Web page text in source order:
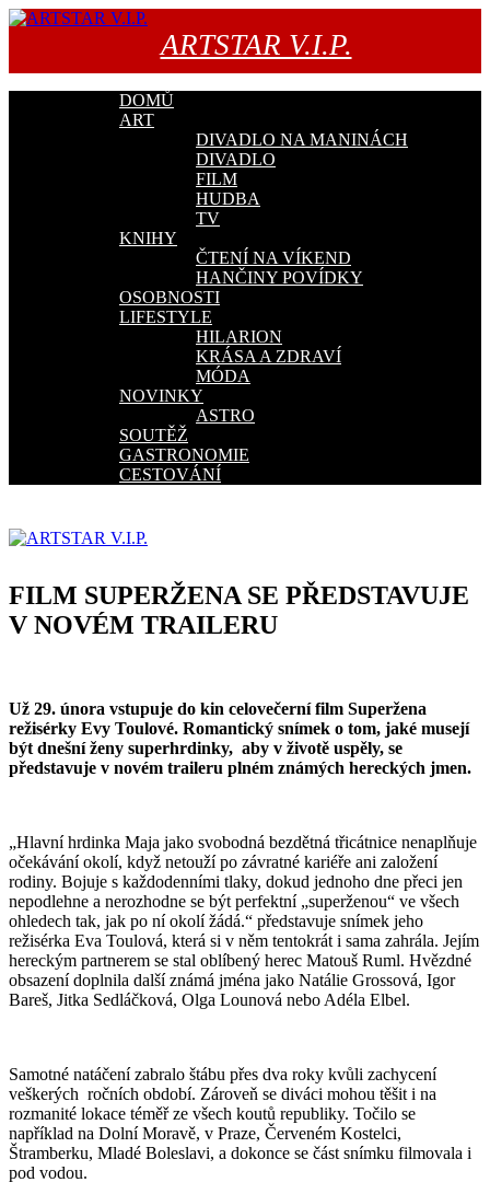
Přejít
webu
ARTSTAR V.I.P.
DOMŮ
ART
DIVADLO NA MANINÁCH
DIVADLO
FILM
HUDBA
TV
KNIHY
ČTENÍ NA VÍKEND
HANČINY POVÍDKY
OSOBNOSTI
LIFESTYLE
HILARION
KRÁSA A ZDRAVÍ
MÓDA
NOVINKY
ASTRO
SOUTĚŽ
GASTRONOMIE
CESTOVÁNÍ
FILM SUPERŽENA SE PŘEDSTAVUJE
V NOVÉM TRAILERU
Už 29. února vstupuje do kin celovečerní film Superžena
režisérky Evy Toulové. Romantický snímek o tom, jaké musejí
být dnešní ženy superhrdinky, aby v životě uspěly, se
představuje v novém traileru plném známých hereckých jmen.
„Hlavní hrdinka Maja jako svobodná bezdětná třicátnice nenaplňuje
očekávání okolí, když netouží po závratné kariéře ani založení
rodiny. Bojuje s každodenními tlaky, dokud jednoho dne přeci jen
nepodlehne a nerozhodne se být perfektní „superženou“ ve všech
ohledech tak, jak po ní okolí žádá.“ představuje snímek jeho
režisérka Eva Toulová, která si v něm tentokrát i sama zahrála. Jejím
hereckým partnerem se stal oblíbený herec Matouš Ruml. Hvězdné
obsazení doplnila další známá jména jako Natálie Grossová, Igor
Bareš, Jitka Sedláčková, Olga Lounová nebo Adéla Elbel.
Samotné natáčení zabralo štábu přes dva roky kvůli zachycení
veškerých ročních období. Zároveň se diváci mohou těšit i na
rozmanité lokace téměř ze všech koutů republiky. Točilo se
například na Dolní Moravě, v Praze, Červeném Kostelci,
Štramberku, Mladé Boleslavi, a dokonce se část snímku filmovala i
pod vodou.